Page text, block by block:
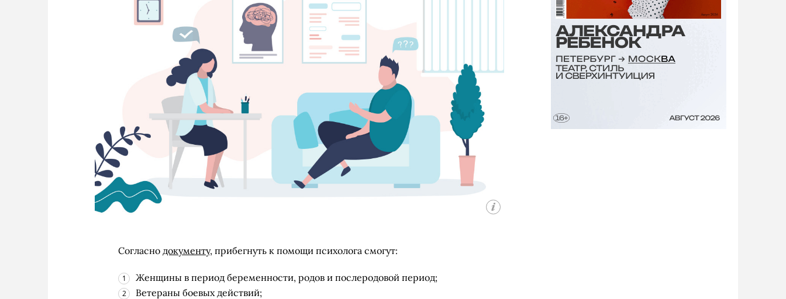
Согласно документу, прибегнуть к помощи психолога смогут:
Женщины в период беременности, родов и послеродовой период;
Ветераны боевых действий;